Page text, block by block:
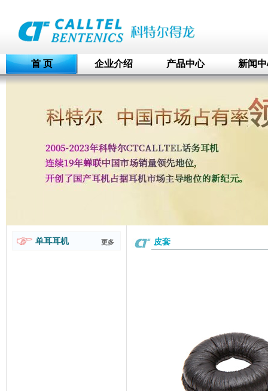
首 页 企业介绍 产品中心 新闻
单耳耳机 更多 皮套